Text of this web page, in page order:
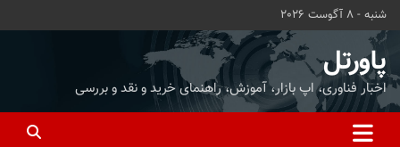
محتوا
بروید
شنبه - 8 آگوست 2026
پاورتل
اخبار فناوری، اپ بازار، آموزش، راهنمای خرید و نقد و بررسی